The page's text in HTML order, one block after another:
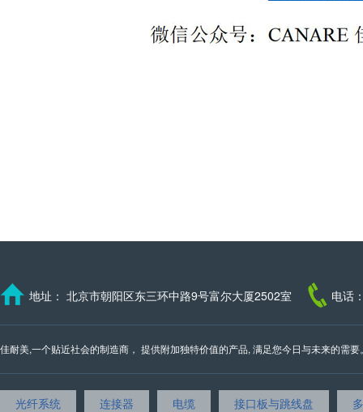
地址： 北京市朝阳区东三环中路9号富尔大厦2502室 电话
佳耐美,一个贴近社会的制造商， 提供附加独特价值的产品, 满足您今日与未来的需
光纤系统 连接器 电缆 接口板与跳线盘